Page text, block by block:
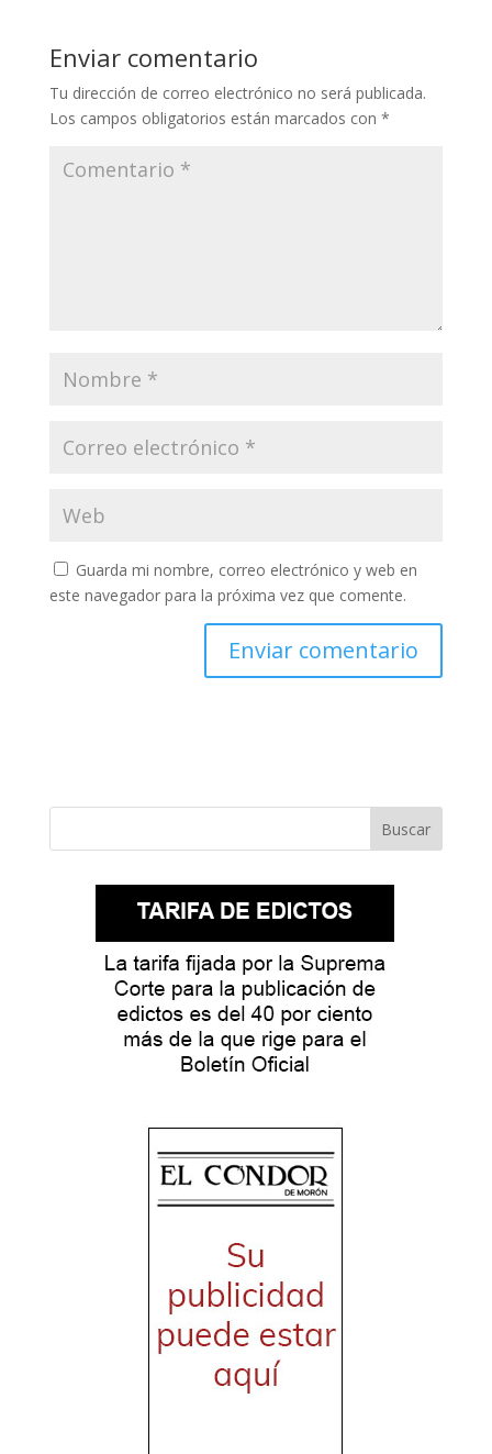
Li
n
k
o
o
k
m p
p
ti
r
Enviar comentario
Tu dirección de correo electrónico no será publicada.
Los campos obligatorios están marcados con *
Guarda mi nombre, correo electrónico y web en
este navegador para la próxima vez que comente.
Buscar